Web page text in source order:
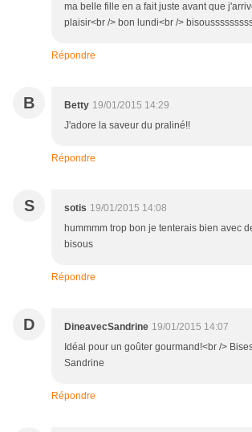
ma belle fille en a fait juste avant que
plaisir<br /> bon lundi<br />
Répondre
B Betty 19/01/2015 14:29
J'adore la saveur du praliné!!
Répondre
S sotis 19/01/2015 14:08
hummmm trop bon je tenterais bien avec
bisous
Répondre
D DineavecSandrine 19/01/2015 14:07
Idéal pour un goûter gourmand!<br />
Sandrine
Répondre